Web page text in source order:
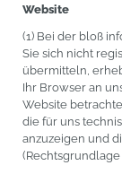
Website
(1) Bei der bloß
Sie sich nicht
übermitteln,
Ihr Browser an
Website
die für uns
anzuzeigen und
(Rechtsgrundlage